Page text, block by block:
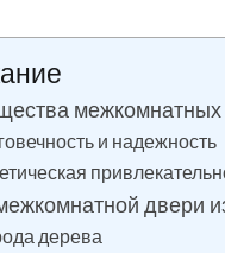
межкомнатных
и надежность
двери
дерева